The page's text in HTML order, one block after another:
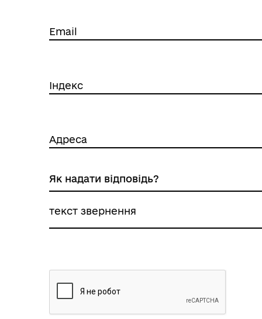
Email
Індекс
Адреса
текст звернення